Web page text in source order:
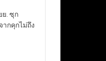
ย. ซุก
ากคุกไม่ถึง